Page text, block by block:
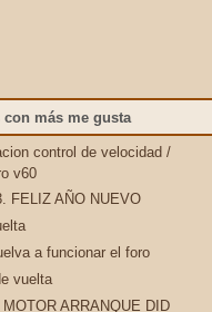
con más me gusta
control de velocidad /
v60
FELIZ AÑO NUEVO
a funcionar el foro
vuelta
ARRANQUE DID